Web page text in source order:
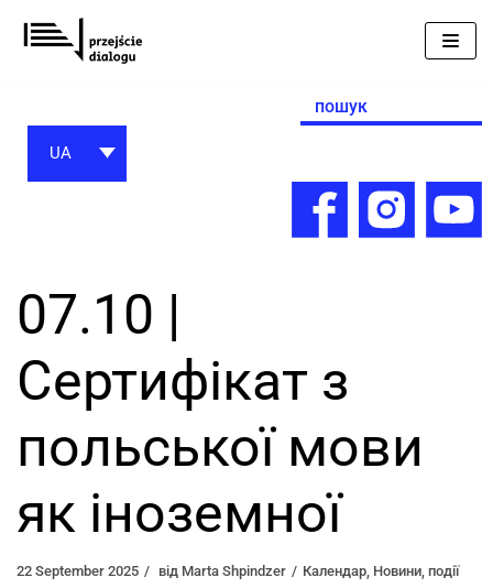
Перейти
до
Search
for:
UA
07.10 |
Сертифікат з
польської мови
як іноземної
22 September 2025 від Marta Shpindzer Календар Новини події